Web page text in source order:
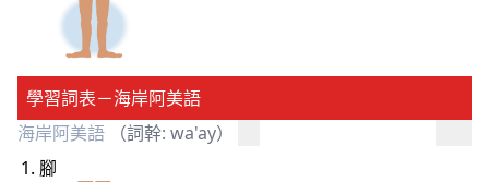
學習詞表－海岸阿美語
海岸阿美語
（詞幹: wa'ay）
腳